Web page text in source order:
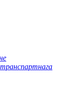
транспартнага